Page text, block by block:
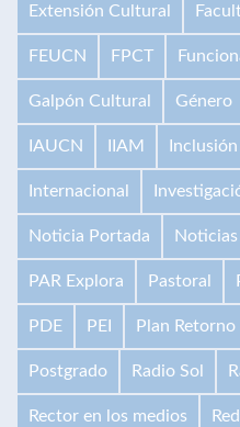
Extensión Cultural
FEUCN FPCT
Galpón Cultural Género
IAUCN IIAM Inclusión
Internacional
Noticia Portada Noticias
PAR Explora Pastoral
PDE PEI Plan Retorno
Postgrado Radio Sol
Rector en los medios